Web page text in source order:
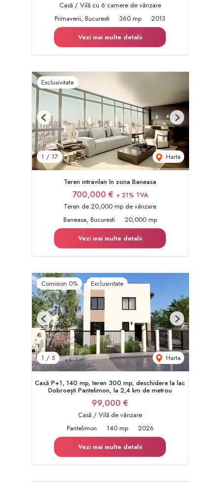
Casă / Vilă cu 6 camere de vânzare
Primaverii, Bucuresti
360 mp
2013
Vezi mai multe detalii
Exclusivitate
1 / 17 Harta
Previous Next
Teren intravilan în zona Baneasa
700,000 € + 21% TVA
Teren de 20,000 mp de vânzare
Baneasa, Bucuresti
20,000 mp
Vezi mai multe detalii
Comision 0% Exclusivitate
1 / 5 Harta
Previous Next
Casă P+1, 140 mp, teren 300 mp, deschidere la lac
Dobroești Pantelimon, la 2,4 km de metrou
99,000 €
Casă / Vilă de vânzare
Pantelimon
140 mp
2026
Vezi mai multe detalii